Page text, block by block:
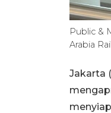
Public &
Arabia
Jakarta